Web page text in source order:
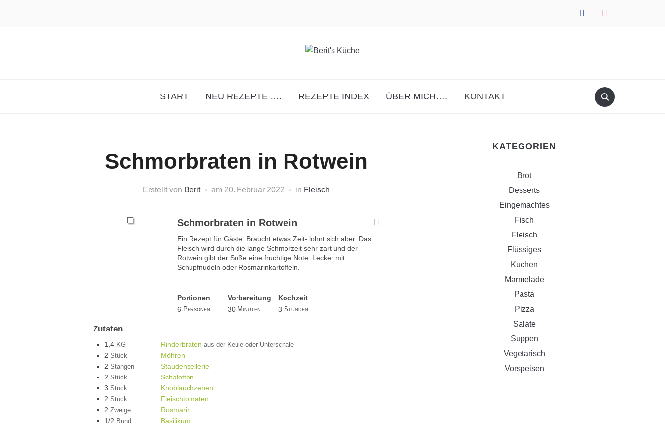
facebook instagram
START NEU REZEPTE …. REZEPTE INDEX ÜBER MICH…. KONTAKT
Schmorbraten in Rotwein
Erstellt von Berit am 20. Februar 2022 in Fleisch
Schmorbraten in Rotwein
Ein Rezept für Gäste. Braucht etwas Zeit- lohnt sich aber. Das
Fleisch wird durch die lange Schmorzeit sehr zart und der
Rotwein gibt der Soße eine fruchtige Note. Lecker mit
Schupfnudeln oder Rosmarinkartoffeln.
Portionen
Vorbereitung
6 Personen 30 Minuten
Kochzeit
3 Stunden
Zutaten
1,4 KG Rinderbraten aus der Keule oder Unterschale
2 Stück
Möhren
2 Stangen
Staudensellerie
2 Stück
Schalotten
3 Stück
Knoblauchzehen
2 Stück
Fleischtomaten
2 Zweige
Rosmarin
1/2 Bund
Basilikum
KATEGORIEN
Brot
Desserts
Eingemachtes
Fisch
Fleisch
Flüssiges
Kuchen
Marmelade
Pasta
Pizza
Salate
Suppen
Vegetarisch
Vorspeisen